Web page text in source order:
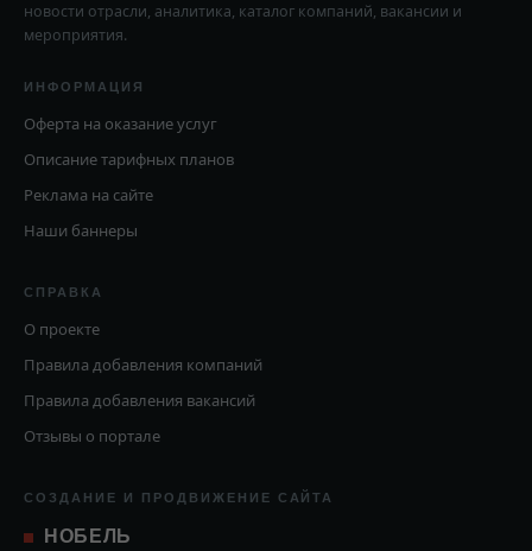
новости отрасли, аналитика, каталог компаний, вакансии и
мероприятия.
ИНФОРМАЦИЯ
Оферта на оказание услуг
Описание тарифных планов
Реклама на сайте
Наши баннеры
СПРАВКА
О проекте
Правила добавления компаний
Правила добавления вакансий
Отзывы о портале
СОЗДАНИЕ И ПРОДВИЖЕНИЕ САЙТА
НОБЕЛЬ